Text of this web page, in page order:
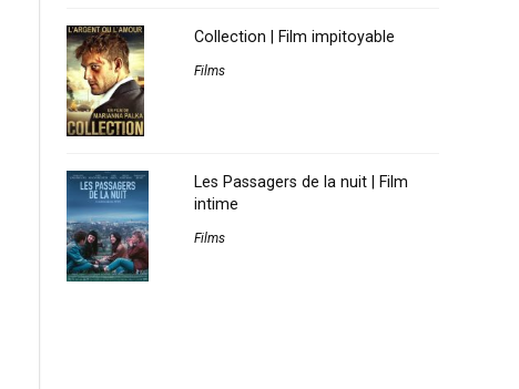
Collection | Film impitoyable
Films
Les Passagers de la nuit | Film
intime
Films